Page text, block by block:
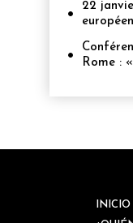
22
Rome :
INICIO